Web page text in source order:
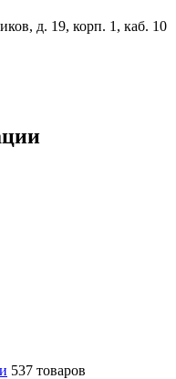
д. 19, корп. 1, каб. 10
537 товаров